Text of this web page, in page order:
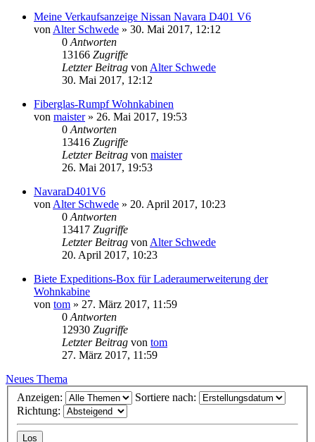
Meine Verkaufsanzeige Nissan Navara D401 V6
von Alter Schwede » 30. Mai 2017, 12:12
0 Antworten
13166 Zugriffe
Letzter Beitrag von Alter Schwede
30. Mai 2017, 12:12
Fiberglas-Rumpf Wohnkabinen
von maister» 26. Mai 2017, 19:53
0 Antworten
13416 Zugriffe
Letzter Beitrag von maister
26. Mai 2017, 19:53
NavaraD401V6
von Alter Schwede » 20. April 2017, 10:23
0 Antworten
13417 Zugriffe
Letzter Beitrag von Alter Schwede
20. April 2017, 10:23
Biete Expeditions-Box für Laderaumerweiterung der
Wohnkabine
von tom » 27. März 2017, 11:59
0 Antworten
12930 Zugriffe
Letzter Beitrag von tom
27. März 2017, 11:59
Neues Thema
Anzeigen:
Sortiere nach:
Richtung: